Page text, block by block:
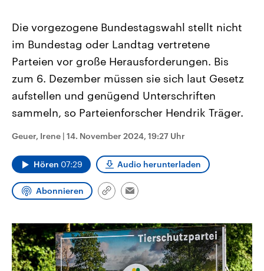
Landtagswahl Sachsen-Anhalt
2026
Alle Informationen
Sachsen-Anhalt wählt am 6.
September 2026 einen neuen
Landtag. Seit 2021 wird das
Bundesland von einer Koalition aus
Umfragen, Prognosen,
Wahlprogramme, aktuelle Berichte
und Kandidaten der anstehenden
Wahl.
USA
Aktuelle Beiträge,
Hintergründe
Wirtschaftlich und
gehören die Vereinigten
den mächtigsten Ländern
mit großem Einfluss auf
aktuelle Weltgeschehen.
Die vorgezogene Bundestagswahl stellt nicht
im Bundestag oder Landtag vertretene
Parteien vor große Herausforderungen. Bis
zum 6. Dezember müssen sie sich laut Gesetz
aufstellen und genügend Unterschriften
sammeln, so Parteienforscher Hendrik Träger.
Geuer, Irene | 14. November 2024, 19:27 Uhr
Hören 07:29 Audio herunterladen
Abonnieren
Link
Email